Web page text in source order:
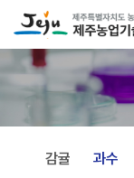
감귤 과수